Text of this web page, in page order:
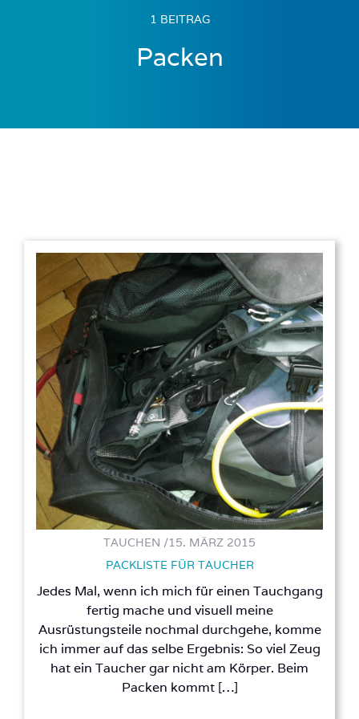
1 BEITRAG
Packen
TAUCHEN /15. MÄRZ 2015
PACKLISTE FÜR TAUCHER
Jedes Mal, wenn ich mich für einen Tauchgang
fertig mache und visuell meine
Ausrüstungsteile nochmal durchgehe, komme
ich immer auf das selbe Ergebnis: So viel Zeug
hat ein Taucher gar nicht am Körper. Beim
Packen kommt […]